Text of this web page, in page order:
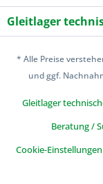
Gleitlager
* Alle Preise
und ggf.
Gleitlager
Beratung /
Cookie-Einstellungen